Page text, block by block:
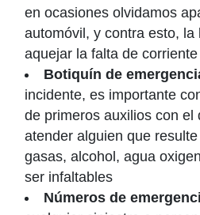
en ocasiones olvidamos
automóvil, y contra esto, la
aquejar la falta de corriente
Botiquín de
incidente, es importante
de primeros auxilios con el
atender alguien que
gasas, alcohol, agua
ser infaltables
Números de